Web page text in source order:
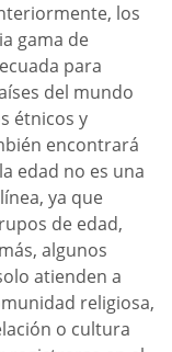
los
gama de
para
del mundo
étnicos y
encontrará
edad no es una
ya que
de edad,
algunos
atienden a
religiosa,
o cultura